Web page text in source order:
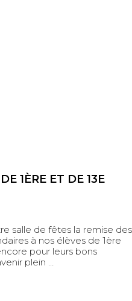
1ÈRE ET DE 13E
salle de fêtes la remise des
à nos élèves de 1ère
pour leurs bons
plein …